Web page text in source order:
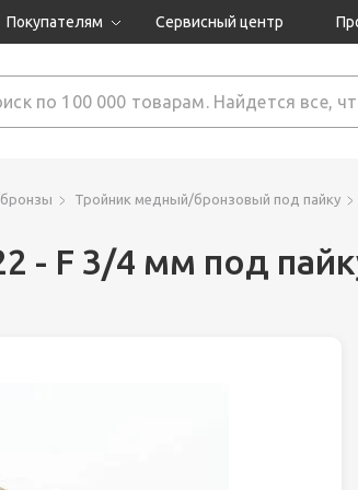
Покупателям
Как оформить заказ?
Сервисный центр
Тройник медный/бронзовый под пайку
- F 3/4 мм под